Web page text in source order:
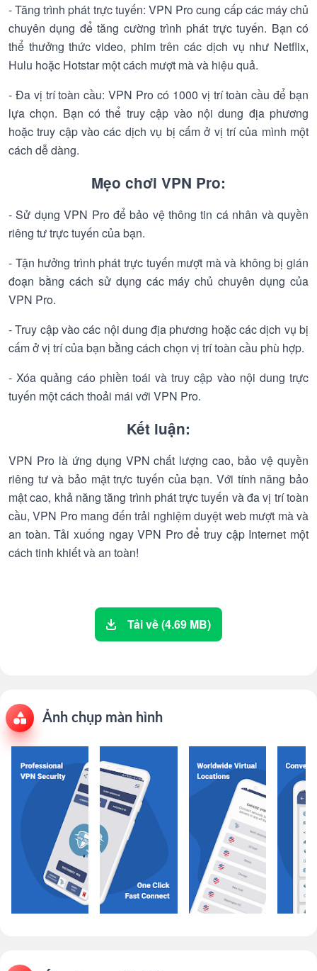
- Tăng trình phát trực tuyến: VPN Pro cung cấp các máy chủ
chuyên dụng để tăng cường trình phát trực tuyến. Bạn có
thể thưởng thức video, phim trên các dịch vụ như Netflix,
Hulu hoặc Hotstar một cách mượt mà và hiệu quả.
- Đa vị trí toàn cầu: VPN Pro có 1000 vị trí toàn cầu để bạn
lựa chọn. Bạn có thể truy cập vào nội dung địa phương
hoặc truy cập vào các dịch vụ bị cấm ở vị trí của mình một
cách dễ dàng.
Mẹo chơi VPN Pro:
- Sử dụng VPN Pro để bảo vệ thông tin cá nhân và quyền
riêng tư trực tuyến của bạn.
- Tận hưởng trình phát trực tuyến mượt mà và không bị gián
đoạn bằng cách sử dụng các máy chủ chuyên dụng của
VPN Pro.
- Truy cập vào các nội dung địa phương hoặc các dịch vụ bị
cấm ở vị trí của bạn bằng cách chọn vị trí toàn cầu phù hợp.
- Xóa quảng cáo phiền toái và truy cập vào nội dung trực
tuyến một cách thoải mái với VPN Pro.
Kết luận:
VPN Pro là ứng dụng VPN chất lượng cao, bảo vệ quyền
riêng tư và bảo mật trực tuyến của bạn. Với tính năng bảo
mật cao, khả năng tăng trình phát trực tuyến và đa vị trí toàn
cầu, VPN Pro mang đến trải nghiệm duyệt web mượt mà và
an toàn. Tải xuống ngay VPN Pro để truy cập Internet một
cách tinh khiết và an toàn!
Tải về (4.69 MB)
Ảnh chụp màn hình